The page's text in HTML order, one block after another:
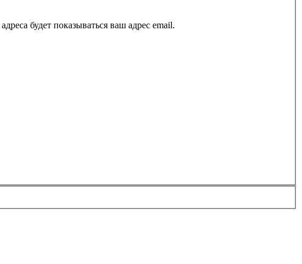
будет показываться ваш адрес email.